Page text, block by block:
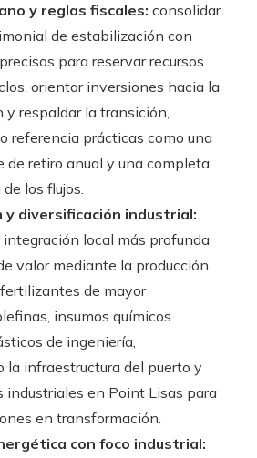
y reglas fiscales: consolidar
de estabilización con
para reservar recursos
orientar inversiones hacia la
y respaldar la transición,
referencia prácticas como una
de retiro anual y una completa
los flujos.
y diversificación industrial:
integración local más profunda
valor mediante la producción
de mayor
insumos químicos
de ingeniería,
la infraestructura del puerto y
industriales en Point Lisas para
en transformación.
con foco industrial: